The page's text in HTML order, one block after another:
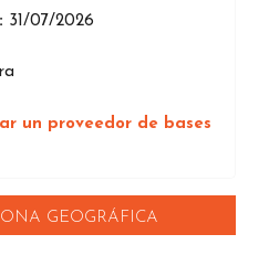
31/07/2026
un proveedor de bases
GEOGRÁFICA